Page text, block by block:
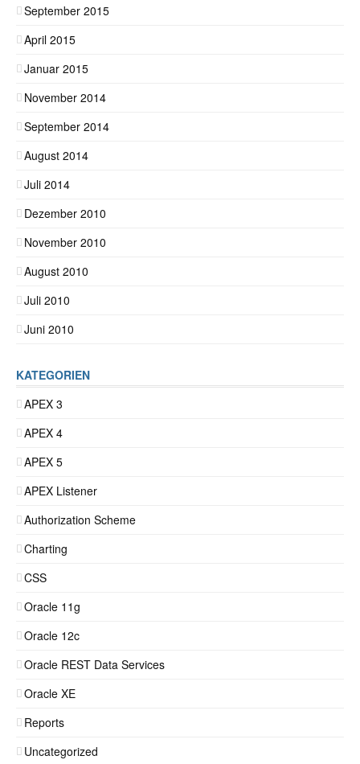
September 2015
April 2015
Januar 2015
November 2014
September 2014
August 2014
Juli 2014
Dezember 2010
November 2010
August 2010
Juli 2010
Juni 2010
KATEGORIEN
APEX 3
APEX 4
APEX 5
APEX Listener
Authorization Scheme
Charting
CSS
Oracle 11g
Oracle 12c
Oracle REST Data Services
Oracle XE
Reports
Uncategorized